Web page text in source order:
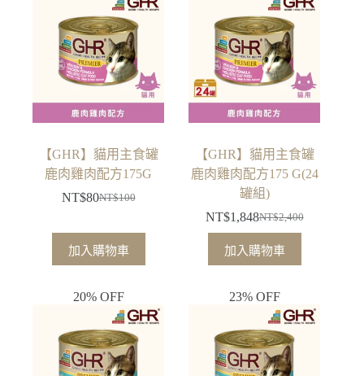
【GHR】貓用主食罐
鹿肉雞肉配方175G
NT$100
價
格：
NT$80
價
格：
加入購物車
【GHR】貓用主食罐
鹿肉雞肉配方175 G(24
罐組)
NT$2,400
始
價
NT$2,400。
NT$1,848
前
價
NT$1,848。
加入購物車
20% OFF 23% OFF